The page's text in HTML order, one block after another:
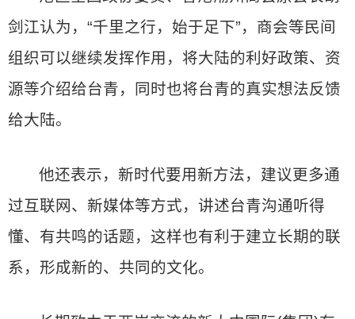
剑江认为，“千里之行，始于足下”，商会等民间
组织可以继续发挥作用，将大陆的利好政策、资
源等介绍给台青，同时也将台青的真实想法反馈
给大陆。
他还表示，新时代要用新方法，建议更多通
过互联网、新媒体等方式，讲述台青沟通听得
懂、有共鸣的话题，这样也有利于建立长期的联
系，形成新的、共同的文化。